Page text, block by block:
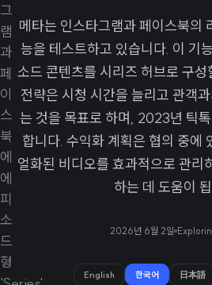
메타는 인스타그램과 페이스북의
능을 테스트하고 있습니다. 이 기
소드 콘텐츠를 시리즈 허브로 구성
전략은 시청 시간을 늘리고 관객
는 것을 목표로 하며, 2023년 틱
합니다. 수익화 계획은 협의 중에
얼화된 비디오를 효과적으로 관리
하는 데 도움이
2026년 6월 2일
English 한국어 日本語